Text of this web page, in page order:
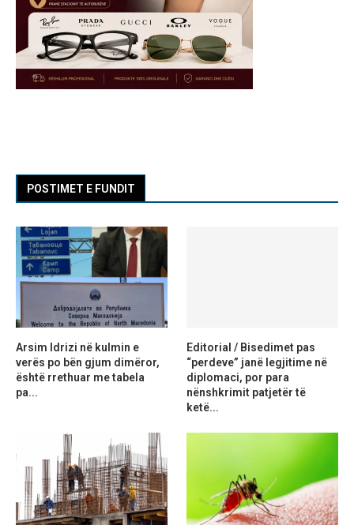
POSTIMET E FUNDIT
Arsim Idrizi në kulmin e
verës po bën gjum dimëror,
është rrethuar me tabela
pa...
Editorial / Bisedimet pas
“perdeve” janë legjitime në
diplomaci, por para
nënshkrimit patjetër të
ketë...